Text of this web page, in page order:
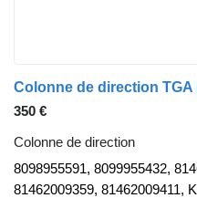
350 €
Colonne de direction
8098955591, 8099955432,
81462009359, 81462009411,